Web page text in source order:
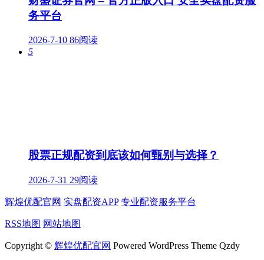
务平台
2026-7-10 86阅读
5
股票正规配资到底该如何甄别与选择？
2026-7-31 29阅读
辉煌优配官网 实盘配资APP 专业配资服务平台
RSS地图 网站地图
Copyright © 辉煌优配官网 Powered WordPress Theme Qzdy